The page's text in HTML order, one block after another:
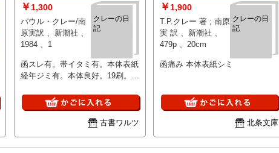
クレーの日
記
￥ 1,300
パウル・クレー/南
原実訳 、新潮社 、
1984 、1
函スレ有。帯イタミ有。本体表紙
経年ジミ有。本体良好。19刷。定
古書ワルツ
クレーの日
記
￥ 1,900
T.P.クレー 著 ; 南原
実 訳 、新潮社 、
479p 、20cm
函痛み 本体表紙シミ
北条文庫